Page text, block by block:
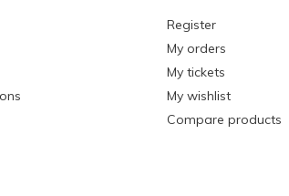
Register
My orders
My tickets
My wishlist
Compare products